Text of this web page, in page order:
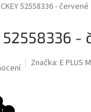
52558336 - červené
52558336 -
Značka: E PLUS M